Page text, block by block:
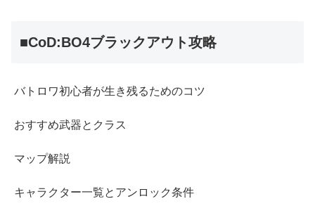
■CoD:BO4ブラックアウト攻略
バトロワ初心者が生き残るためのコツ
おすすめ武器とクラス
マップ解説
キャラクター一覧とアンロック条件